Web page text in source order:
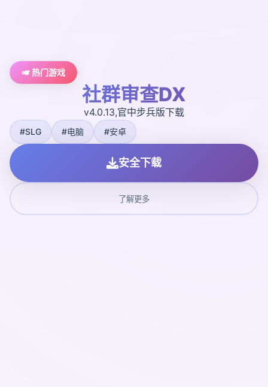
🎺 热门游戏
社群审查DX
v4.0.13,官中步兵版下载
#SLG #电脑 #安卓
安全下载
了解更多